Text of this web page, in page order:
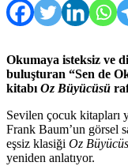
Okumaya isteksiz ve
buluşturan “Sen de
kitabıOz Büyücüsü
Sevilen çocuk kitapları
Frank Baum’un görsel
eşsiz klasiği Oz
yeniden anlatıyor.